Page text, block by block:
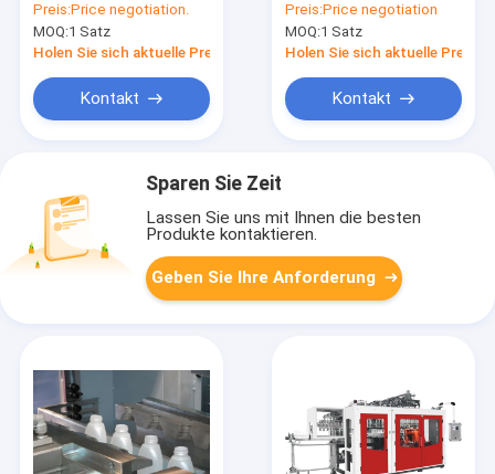
Maschine MP100FD
für Autoteile
Preis:Price negotiation.
MOQ:1 Satz
Holen Sie sich aktuelle Preis
Kontakt
IML mit dem schiefen
Schlag
Preis:Price negotiation
MOQ:1 Satz
Holen Sie sich aktuelle Preis
Kontakt
Sparen Sie Zeit
Lassen Sie uns mit Ihnen die besten
Produkte kontaktieren.
Geben Sie Ihre Anforderung